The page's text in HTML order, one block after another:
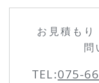
お見積もり
問
TEL:075-